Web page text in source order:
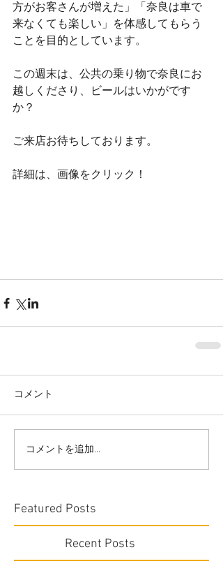
方がお客さんが増えた」「奈良は車で
来なくても楽しい」を体感してもらう
ことを目的としています。
この週末は、公共の乗り物で奈良にお
越しくださり、ビールはいかがです
か？
ご来店お待ちしております。
詳細は、画像をクリック！
コメント
コメントを追加…
Featured Posts
Recent Posts